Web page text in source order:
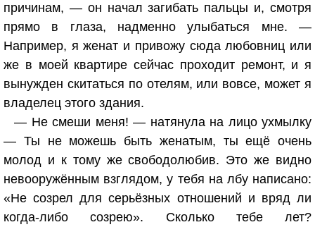
причинам, — он начал загибать пальцы и, смотря
прямо в глаза, надменно улыбаться мне. —
Например, я женат и привожу сюда любовниц или
же в моей квартире сейчас проходит ремонт, и я
вынужден скитаться по отелям, или вовсе, может я
владелец этого здания.
— Не смеши меня! — натянула на лицо ухмылку
— Ты не можешь быть женатым, ты ещё очень
молод и к тому же свободолюбив. Это же видно
невооружённым взглядом, у тебя на лбу написано:
«Не созрел для серьёзных отношений и вряд ли
когда-либо созрею». Сколько тебе лет?